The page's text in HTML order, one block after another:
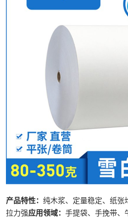
产品特性： 纯木浆、定量稳定、纸
拉力强应用领域： 手提袋、手挽带、